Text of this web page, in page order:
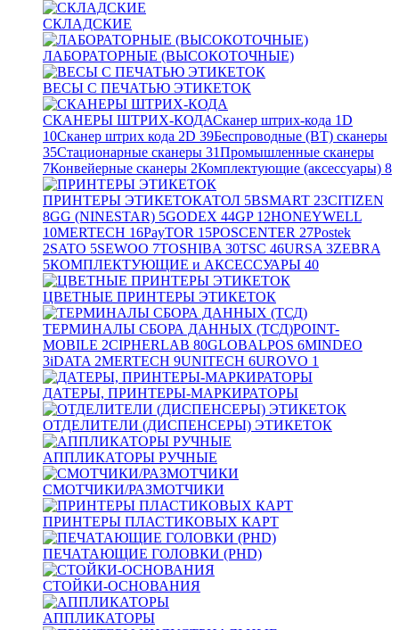
СКЛАДСКИЕ
ЛАБОРАТОРНЫЕ (ВЫСОКОТОЧНЫЕ)
ВЕСЫ С ПЕЧАТЬЮ ЭТИКЕТОК
СКАНЕРЫ ШТРИХ-КОДАСканер штрих-кода 1D
10Сканер штрих кода 2D 39Беспроводные (BT) сканеры
35Стационарные сканеры 31Промышленные сканеры
7Конвейерные сканеры 2Комплектующие (аксессуары) 8
ПРИНТЕРЫ ЭТИКЕТОКАТОЛ 5BSMART 23CITIZEN
8GG (NINESTAR) 5GODEX 44GP12HONEYWELL
10MERTECH 16PayTOR 15POSCENTER 27Postek
2SATO 5SEWOO 7TOSHIBA 30TSC 46URSA 3ZEBRA
5КОМПЛЕКТУЮЩИЕ и АКСЕССУАРЫ 40
ЦВЕТНЫЕ ПРИНТЕРЫ ЭТИКЕТОК
ТЕРМИНАЛЫ СБОРА ДАННЫХ (ТСД)POINT-
MOBILE 2CIPHERLAB 80GLOBALPOS 6MINDEO
3iDATA 2MERTECH 9UNITECH 6UROVO 1
ДАТЕРЫ, ПРИНТЕРЫ-МАРКИРАТОРЫ
ОТДЕЛИТЕЛИ (ДИСПЕНСЕРЫ) ЭТИКЕТОК
АППЛИКАТОРЫ РУЧНЫЕ
СМОТЧИКИ/РАЗМОТЧИКИ
ПРИНТЕРЫ ПЛАСТИКОВЫХ КАРТ
ПЕЧАТАЮЩИЕ ГОЛОВКИ (PHD)
СТОЙКИ-ОСНОВАНИЯ
АППЛИКАТОРЫ